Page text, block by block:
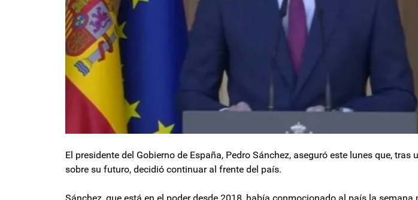
El presidente del Gobierno de España, Pedro Sánchez, aseguró este lunes que, tras
sobre su futuro, decidió continuar al frente del país.
Sánchez, que está en el poder desde 2018, había conmocionado al país la